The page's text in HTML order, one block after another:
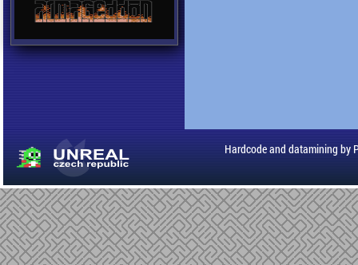
Hardcode and datamining by